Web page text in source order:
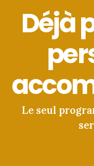
Déjà
Le seul